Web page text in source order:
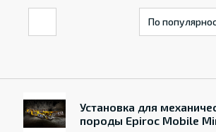
Установка для
породы Epiroc Mobile